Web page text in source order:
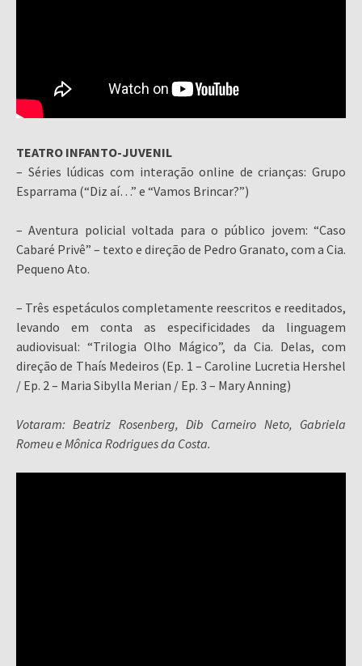
TEATRO INFANTO-JUVENIL
– Séries lúdicas com interação online de crianças: Grupo
Esparrama (“Diz aí…” e “Vamos Brincar?”)
– Aventura policial voltada para o público jovem: “Caso
Cabaré Privê” – texto e direção de Pedro Granato, com a Cia.
Pequeno Ato.
– Três espetáculos completamente reescritos e reeditados,
levando em conta as especificidades da linguagem
audiovisual: “Trilogia Olho Mágico”, da Cia. Delas, com
direção de Thaís Medeiros (Ep. 1 – Caroline Lucretia Hershel
/ Ep. 2 – Maria Sibylla Merian / Ep. 3 – Mary Anning)
Votaram: Beatriz Rosenberg, Dib Carneiro Neto, Gabriela
Romeu e Mônica Rodrigues da Costa.